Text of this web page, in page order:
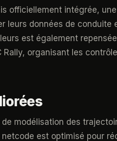
officiellement intégrée,
leurs données de conduite
est également
Rally, organisant les
modélisation des
est optimisé pour